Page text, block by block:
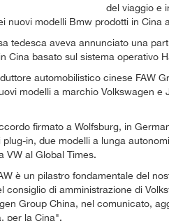
del viaggio e
nuovi modelli Bmw prodotti in Cina
tedesca aveva annunciato una
Cina basato sul sistema operativo
automobilistico cinese FAW
modelli a marchio Volkswagen e
firmato a Wolfsburg, in
in, due modelli a lunga
VW al Global Times.
è un pilastro fondamentale del
consiglio di amministrazione di
Group China, nel comunicato,
per la Cina".